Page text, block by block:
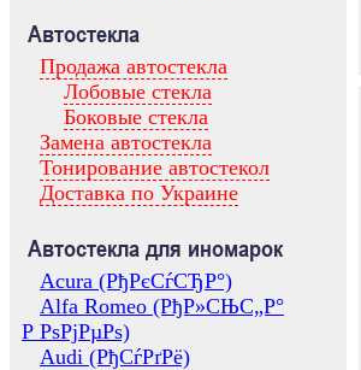
Автостекла
Продажа автостекла
Лобовые стекла
Боковые стекла
Замена автостекла
Тонирование автостекол
Доставка по Украине
Автостекла для иномарок
Acura (РђРєСѓСЂР°)
Alfa Romeo (РђР»СЊС„Р°
Р РѕРјРµРѕ)
Audi (РђСѓРґРё)